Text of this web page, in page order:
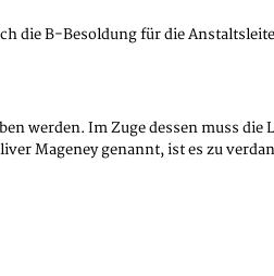
die B-Besoldung für die
werden. Im Zuge dessen muss die
Mageney genannt, ist es zu